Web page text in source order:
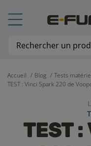
Accueil Blog
Tests
TEST : Vinci Spark 220 de
TEST